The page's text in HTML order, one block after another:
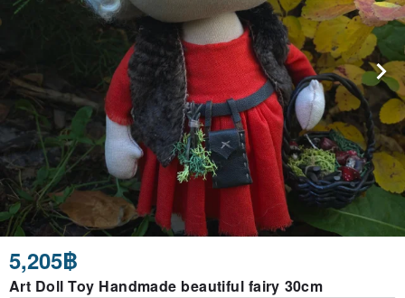
5,205฿
Art Doll Toy Handmade beautiful fairy 30cm